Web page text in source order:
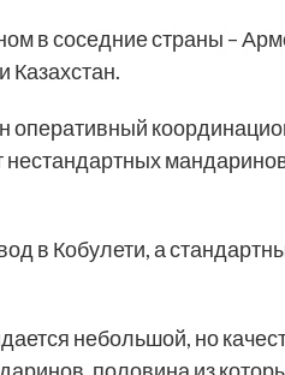
в соседние страны –
Казахстан.
оперативный
нестандартных
в Кобулети, а
небольшой, но